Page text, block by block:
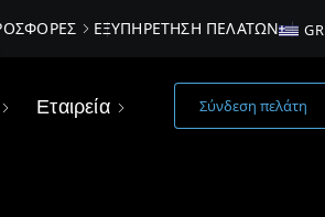
ΕΞΥΠΗΡΈΤΗΣΗ ΠΕΛΑΤΏΝ GR
Εταιρεία Σύνδεση πελάτη